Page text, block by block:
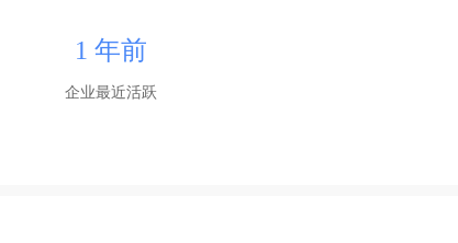
1 年前
企业最近活跃